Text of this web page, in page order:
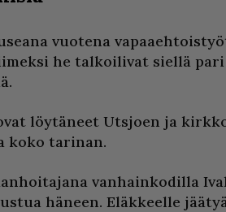
vuotena
he talkoilivat siellä
löytäneet Utsjoen ja
koko tarinan.
vanhainkodilla
häneen. Eläkkeelle